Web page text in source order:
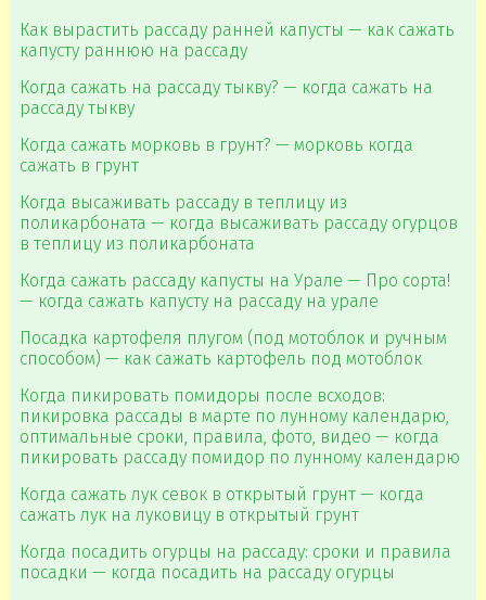
Как вырастить рассаду ранней капусты — как сажать
капусту раннюю на рассаду
Когда сажать на рассаду тыкву? — когда сажать на
рассаду тыкву
Когда сажать морковь в грунт? — морковь когда
сажать в грунт
Когда высаживать рассаду в теплицу из
поликарбоната — когда высаживать рассаду огурцов
в теплицу из поликарбоната
Когда сажать рассаду капусты на Урале — Про сорта!
— когда сажать капусту на рассаду на урале
Посадка картофеля плугом (под мотоблок и ручным
способом) — как сажать картофель под мотоблок
Когда пикировать помидоры после всходов:
пикировка рассады в марте по лунному календарю,
оптимальные сроки, правила, фото, видео — когда
пикировать рассаду помидор по лунному календарю
Когда сажать лук севок в открытый грунт — когда
сажать лук на луковицу в открытый грунт
Когда посадить огурцы на рассаду: сроки и правила
посадки — когда посадить на рассаду огурцы